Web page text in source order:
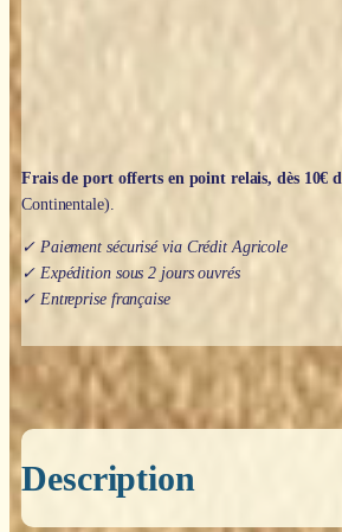
Frais de port offerts en point relais, dès 10€
Continentale).
✓ Paiement sécurisé via Crédit Agricole
✓ Expédition sous 2 jours ouvrés
✓ Entreprise française
Description